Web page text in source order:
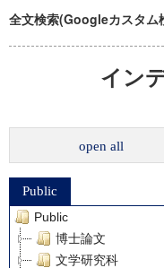
全文検索(Googleカスタム
イン
open all
Public
Public
博士論文
文学研究科